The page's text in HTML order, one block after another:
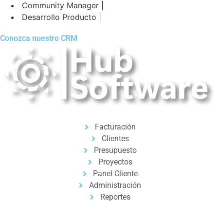
Community Manager |
Desarrollo Producto |
Conozca nuestro CRM
Facturación
Clientes
Presupuesto
Proyectos
Panel Cliente
Administración
Reportes